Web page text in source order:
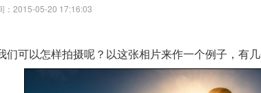
2015-05-20 17:16:03
们可以怎样拍摄呢？以这张相片来作一个例子，有